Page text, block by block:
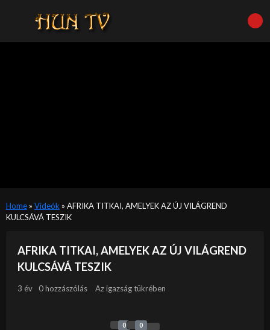
Home» Videók » AFRIKA TITKAI, AMELYEK AZ ÚJ VILÁGREND
KULCSÁVÁ TESZIK
AFRIKA TITKAI, AMELYEK AZ ÚJ VILÁGREND
KULCSÁVÁ TESZIK
3 év 0 hozzászólás Az igazság tükrében
0 0